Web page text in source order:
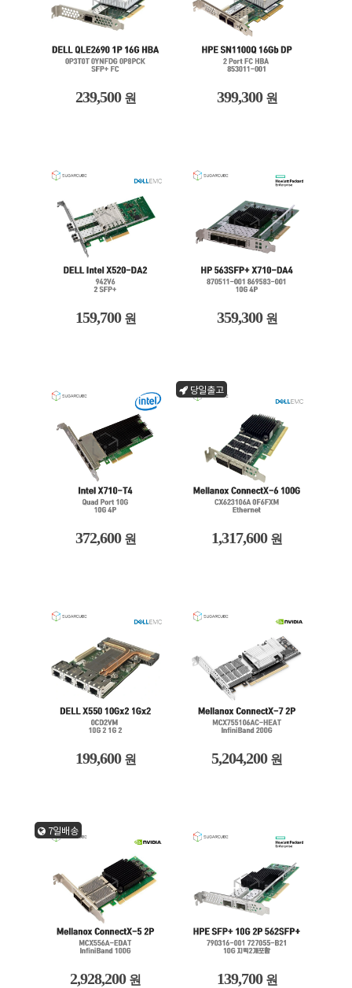
239,500 원 399,300 원
159,700 원 359,300 원
372,600 원
당일출고
1,317,600 원
199,600 원 5,204,200 원
7일배송
2,928,200 원 139,700 원